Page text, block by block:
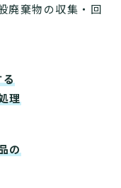
廃棄物の収集・回
理
の